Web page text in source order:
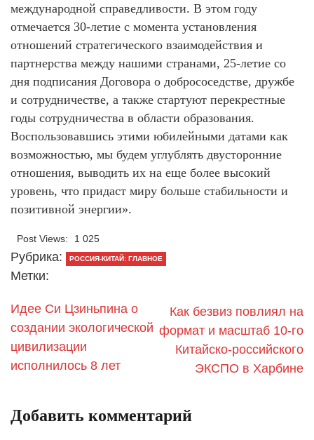
международной справедливости. В этом году
отмечается 30-летие с момента установления
отношений стратегического взаимодействия и
партнерства между нашими странами, 25-летие со
дня подписания Договора о добрососедстве, дружбе
и сотрудничестве, а также стартуют перекрестные
годы сотрудничества в области образования.
Воспользовавшись этими юбилейными датами как
возможностью, мы будем углублять двусторонние
отношения, выводить их на еще более высокий
уровень, что придаст миру больше стабильности и
позитивной энергии».
Post Views: 1 025
Рубрика: РОССИЯ-КИТАЙ: ГЛАВНОЕ
Метки:
Идее Си Цзиньпина о
создании экологической
цивилизации
исполнилось 8 лет
Как безвиз повлиял на
формат и масштаб 10-го
Китайско-российского
ЭКСПО в Харбине
Добавить комментарий